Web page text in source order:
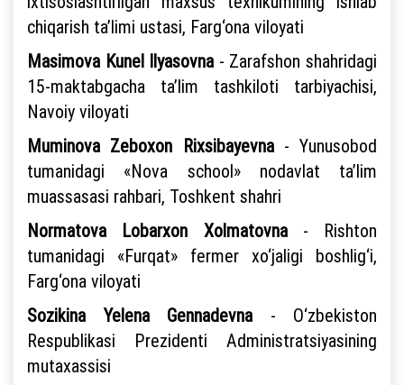
chiqarish ta’limi ustasi, Farg‘ona viloyati
Masimova Kunel Ilyasovna- Zarafshon shahridagi
15-maktabgacha ta’lim tashkiloti tarbiyachisi,
Navoiy viloyati
Muminova Zeboxon Rixsibayevna- Yunusobod
tumanidagi «Nova school» nodavlat ta’lim
muassasasi rahbari, Toshkent shahri
Normatova Lobarxon Xolmatovna- Rishton
tumanidagi «Furqat» fermer xo‘jaligi boshlig‘i,
Farg‘ona viloyati
Sozikina Yelena Gennadevna- O‘zbekiston
Respublikasi Prezidenti Administratsiyasining
mutaxassisi